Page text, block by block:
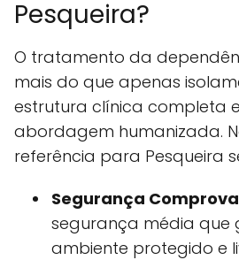
Pesqueira?
O tratamento da
mais do que apenas
estrutura clínica completa
abordagem humanizada.
referência para Pesqueira
Segurança
segurança média que
ambiente protegido e